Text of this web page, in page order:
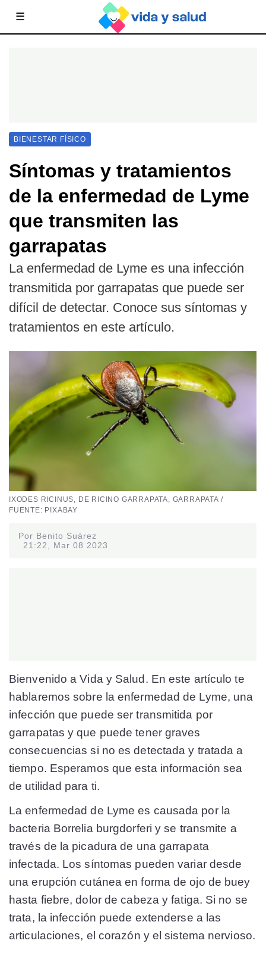
☰
BIENESTAR FÍSICO
Síntomas y tratamientos
de la enfermedad de Lyme
que transmiten las
garrapatas
La enfermedad de Lyme es una infección
transmitida por garrapatas que puede ser
difícil de detectar. Conoce sus síntomas y
tratamientos en este artículo.
IXODES RICINUS, DE RICINO GARRAPATA, GARRAPATA /
FUENTE: PIXABAY
Por Benito Suárez
21:22, Mar 08 2023
Bienvenido a Vida y Salud. En este artículo te
hablaremos sobre la enfermedad de Lyme, una
infección que puede ser transmitida por
garrapatas y que puede tener graves
consecuencias si no es detectada y tratada a
tiempo. Esperamos que esta información sea
de utilidad para ti.
La enfermedad de Lyme es causada por la
bacteria Borrelia burgdorferi y se transmite a
través de la picadura de una garrapata
infectada. Los síntomas pueden variar desde
una erupción cutánea en forma de ojo de buey
hasta fiebre, dolor de cabeza y fatiga. Si no se
trata, la infección puede extenderse a las
articulaciones, el corazón y el sistema nervioso.